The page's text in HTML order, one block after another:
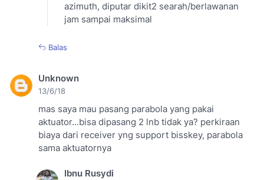
azimuth, diputar dikit2 searah/berlawanan
jam sampai maksimal
Balas
Unknown
13/6/18
mas saya mau pasang parabola yang pakai
aktuator...bisa dipasang 2 lnb tidak ya? perkiraan
biaya dari receiver yng support bisskey, parabola
sama aktuatornya
Ibnu Rusydi